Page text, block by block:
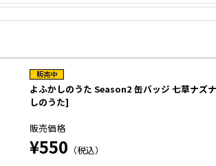
よふかしのうた Season2 缶バッジ 七草ナズ
しのうた]
販売価格
¥550 （税込）